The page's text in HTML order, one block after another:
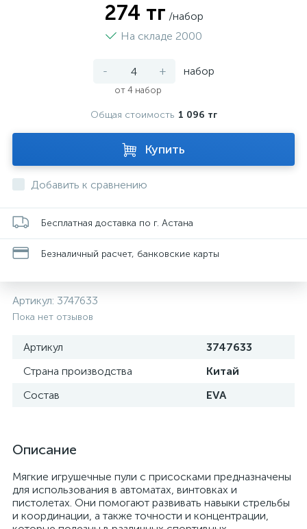
274 тг /набор
На складе 2000
- + набор
от 4 набор
Общая стоимость 1 096 тг
Купить
Добавить к сравнению
Бесплатная доставка по г. Астана
Безналичный расчет, банковские карты
Артикул: 3747633
Пока нет отзывов
Артикул
3747633
Страна производства
Китай
Состав
EVA
Описание
Мягкие игрушечные пули с присосками предназначены
для использования в автоматах, винтовках и
пистолетах. Они помогают развивать навыки стрельбы
и координации, а также точности и концентрации,